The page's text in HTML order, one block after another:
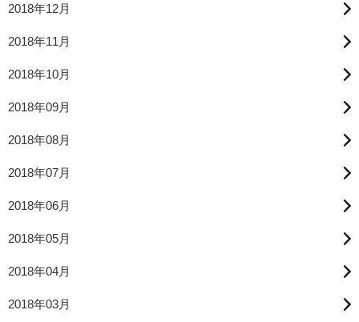
2018年12月
2018年11月
2018年10月
2018年09月
2018年08月
2018年07月
2018年06月
2018年05月
2018年04月
2018年03月